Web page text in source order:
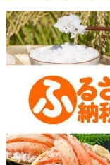
良
県
北
葛
城
郡
河